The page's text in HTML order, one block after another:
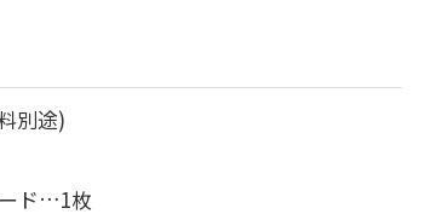
別途)
ド…1枚